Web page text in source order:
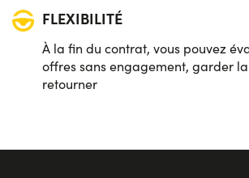
FLEXIBILITÉ
À la fin du contrat, vous pouvez
offres sans engagement, garder
retourner